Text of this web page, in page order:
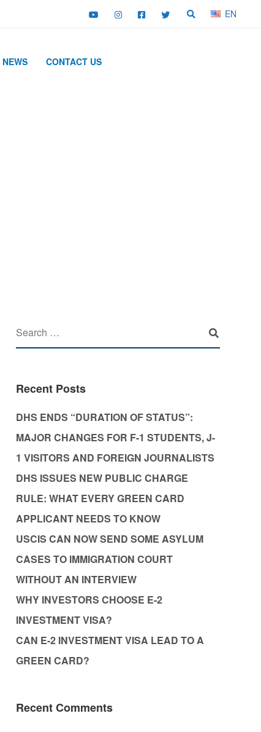
EN
NEWS CONTACT US
Recent Posts
DHS ENDS “DURATION OF STATUS”:
MAJOR CHANGES FOR F-1 STUDENTS, J-
1 VISITORS AND FOREIGN JOURNALISTS
DHS ISSUES NEW PUBLIC CHARGE
RULE: WHAT EVERY GREEN CARD
APPLICANT NEEDS TO KNOW
USCIS CAN NOW SEND SOME ASYLUM
CASES TO IMMIGRATION COURT
WITHOUT AN INTERVIEW
WHY INVESTORS CHOOSE E-2
INVESTMENT VISA?
CAN E-2 INVESTMENT VISA LEAD TO A
GREEN CARD?
Recent Comments